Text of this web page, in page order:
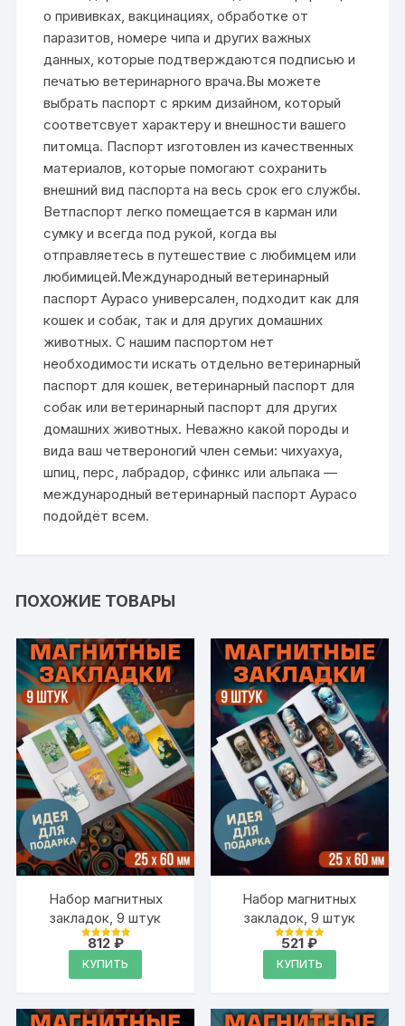
о прививках, вакцинациях, обработке от
паразитов, номере чипа и других важных
данных, которые подтверждаются подписью и
печатью ветеринарного врача.Вы можете
выбрать паспорт с ярким дизайном, который
соответсвует характеру и внешности вашего
питомца. Паспорт изготовлен из качественных
материалов, которые помогают сохранить
внешний вид паспорта на весь срок его службы.
Ветпаспорт легко помещается в карман или
сумку и всегда под рукой, когда вы
отправляетесь в путешествие с любимцем или
любимицей.Международный ветеринарный
паспорт Аурасо универсален, подходит как для
кошек и собак, так и для других домашних
животных. С нашим паспортом нет
необходимости искать отдельно ветеринарный
паспорт для кошек, ветеринарный паспорт для
собак или ветеринарный паспорт для других
домашних животных. Неважно какой породы и
вида ваш четвероногий член семьи: чихуахуа,
шпиц, перс, лабрадор, сфинкс или альпака —
международный ветеринарный паспорт Аурасо
подойдёт всем.
ПОХОЖИЕ ТОВАРЫ
Набор магнитных
закладок, 9 штук
Оценка
из 5
812 ₽
КУПИТЬ
Набор магнитных
закладок, 9 штук
Оценка
из 5
521₽
КУПИТЬ